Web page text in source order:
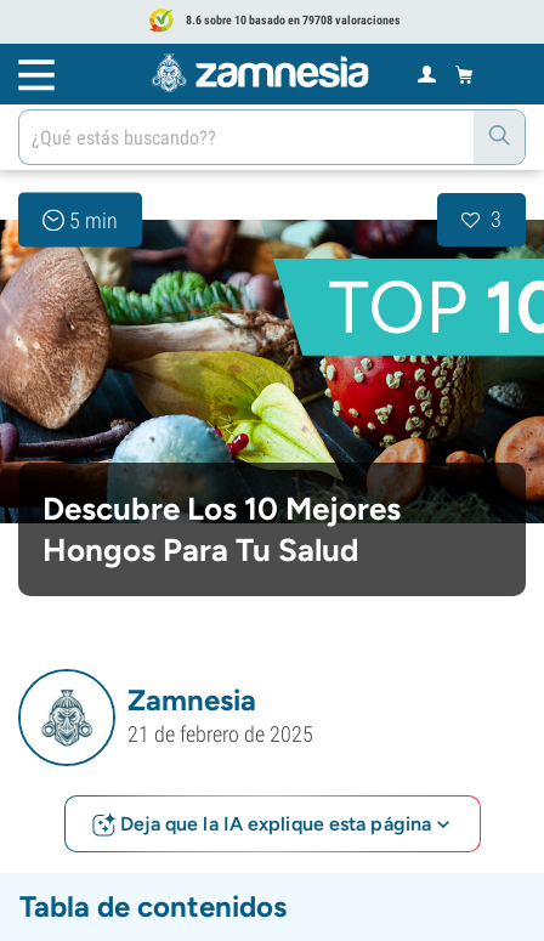
8.6 sobre 10 basado en 79708 valoraciones
5 min 3
Descubre Los 10 Mejores
Hongos Para Tu Salud
Zamnesia
21 de febrero de 2025
Deja que la IA explique esta página
Tabla de contenidos